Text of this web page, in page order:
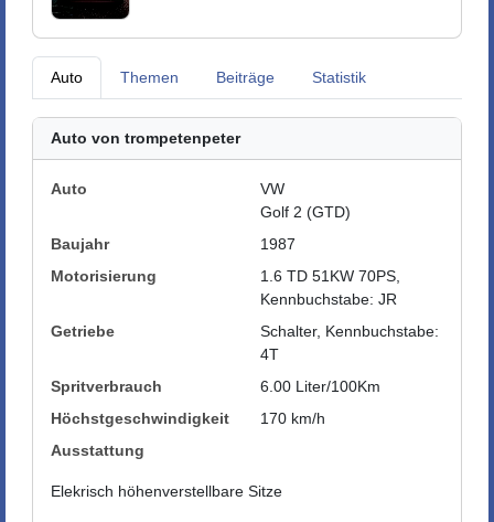
Auto Themen Beiträge Statistik
Auto von trompetenpeter
Auto
VW
Golf 2 (GTD)
Baujahr
1987
Motorisierung
1.6 TD 51KW 70PS,
Kennbuchstabe: JR
Getriebe
Schalter, Kennbuchstabe:
4T
Spritverbrauch
6.00 Liter/100Km
Höchstgeschwindigkeit
170 km/h
Ausstattung
Elekrisch höhenverstellbare Sitze